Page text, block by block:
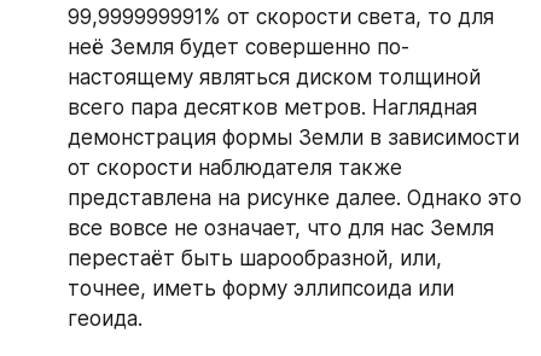
99,999999991% от скорости света, то для
неё Земля будет совершенно по-
настоящему являться диском толщиной
всего пара десятков метров. Наглядная
демонстрация формы Земли в зависимости
от скорости наблюдателя также
представлена на рисунке далее. Однако это
все вовсе не означает, что для нас Земля
перестаёт быть шарообразной, или,
точнее, иметь форму эллипсоида или
геоида.